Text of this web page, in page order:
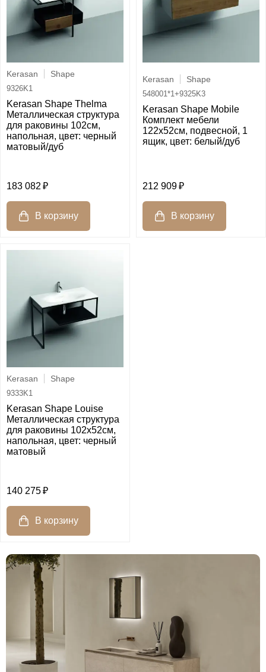
Kerasan Shape
9326K1
Kerasan Shape Thelma
Металлическая структура
для раковины 102см,
напольная, цвет: черный
матовый/дуб
183 082
Kerasan Shape
548001*1+9325K3
Kerasan Shape Mobile
Комплект мебели
122х52см, подвесной, 1
ящик, цвет: белый/дуб
212 909
Kerasan Shape
9333K1
Kerasan Shape Louise
Металлическая структура
для раковины 102х52см,
напольная, цвет: черный
матовый
140 275